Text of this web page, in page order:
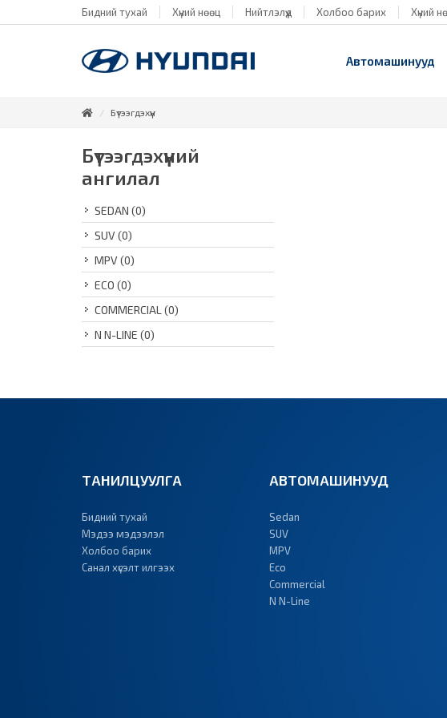
Бидний тухай Хүний нөөц Нийтлэлүүд Холбоо барих Хүний
Автомашинууд
Бүтээгдэхүүн
Бүтээгдэхүүний
ангилал
SEDAN (0)
SUV(0)
MPV(0)
ECO (0)
COMMERCIAL (0)
N N-LINE (0)
ТАНИЛЦУУЛГА
Бидний тухай
Мэдээ мэдээлэл
Холбоо барих
Санал хүсэлт илгээх
АВТОМАШИНУУД
Sedan
SUV
MPV
Eco
Commercial
N N-Line